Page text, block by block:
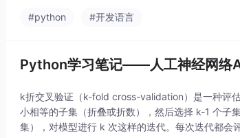
#python #开发语言
Python学习笔记——人工神经网络
k折交叉验证（k-fold cross-validation）是一种评
小相等的子集（折叠或折数），然后选择 k-1 个子
集），对模型进行 k 次这样的迭代。每次迭代都会